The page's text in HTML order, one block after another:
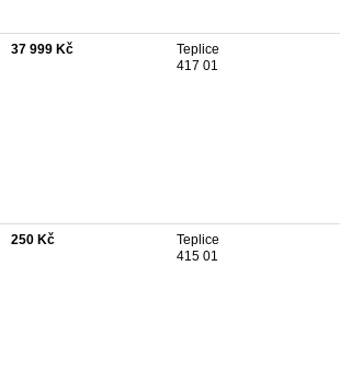
37 999 Kč
Teplice
417 01
250 Kč
Teplice
415 01